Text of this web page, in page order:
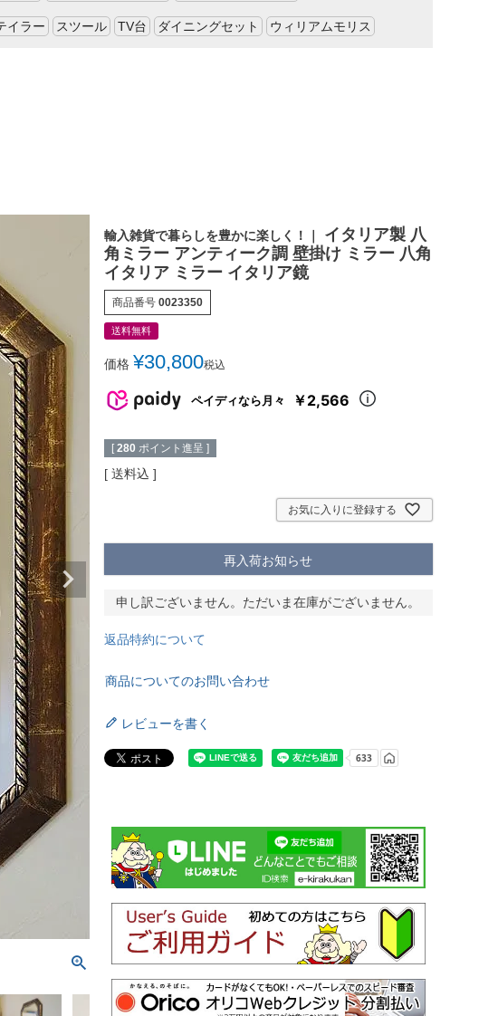
イラー スツール TV台 ダイニングセット ウィリアムモリス
輸入雑貨で暮らしを豊かに楽しく！｜
イタリア製 八
角ミラー アンティーク調 壁掛け ミラー 八角
イタリア ミラー イタリア鏡
商品番号 0023350
送料無料
価格 ¥30,800税込
ペイディなら月々 ￥2,566
[ 280 ポイント進呈 ]
送料込
お気に入りに登録する
再入荷お知らせ
申し訳ございません。ただいま在庫がございません。
返品特約について
商品についてのお問い合わせ
レビューを書く